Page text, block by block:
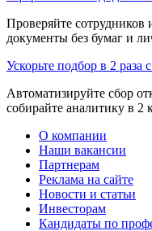
Проверяйте
документы без бумаг и
Ускорьте подбор в 2 раза
Автоматизируйте сбор
собирайте аналитику в 2
О компании
Наши вакансии
Партнерам
Реклама на сайте
Новости и статьи
Инвесторам
Кандидаты по